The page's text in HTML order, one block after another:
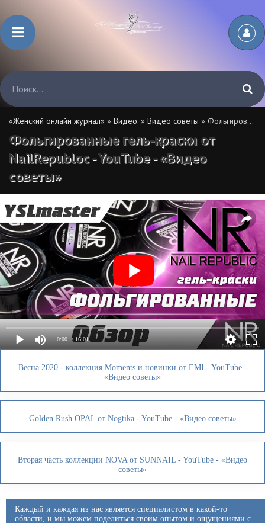
«Женский онлайн журнал» » Видео. » Видео советы » Фольгированные гель-краски от NailRepubloc - YouTube - «Видео советы»
Фольгированные гель-краски от
NailRepubloc - YouTube - «Видео
советы»
0:00 / 16:01
Весна 2020 - коллекция Moments и новинки от EMI - YouTube -
«Видео советы»
Golden Rush OPAL от Nogtika - YouTube - «Видео советы»
Вторая часть коллекции NOVA от SUNNAIL - YouTube - «Видео
советы»
Каждый и каждая из нас является специалистом в какой-то
области, и мы можем поделиться своим опытом и ощущениями с